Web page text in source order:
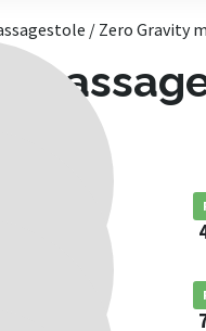
/ Zero Gravity